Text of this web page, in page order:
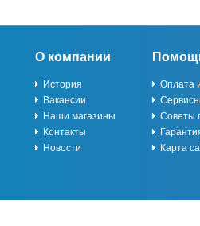
О компании
История
Вакансии
Наши магазины
Контакты
Новости
Оплата
Советы
Карта